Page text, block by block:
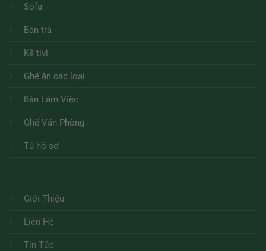
Sofa
Bàn trà
Kệ tivi
Ghế ăn các loại
Bàn Làm Việc
Ghế Văn Phòng
Tủ hồ sơ
Giới Thiệu
Liên Hệ
Tin Tức